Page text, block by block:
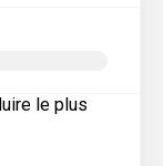
le plus